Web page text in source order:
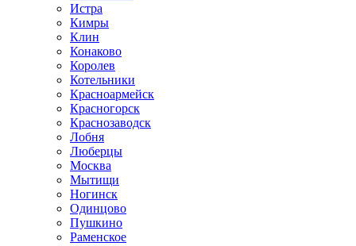
Истра
Кимры
Клин
Конаково
Королев
Котельники
Красноармейск
Красногорск
Краснозаводск
Лобня
Люберцы
Москва
Мытищи
Ногинск
Одинцово
Пушкино
Раменское